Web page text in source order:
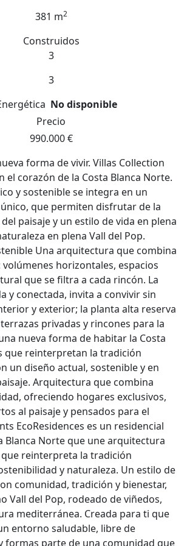
381 m2
Construidos
3
3
No disponible
Precio
990.000 €
forma de vivir. Villas Collection
el corazón de la Costa Blanca Norte.
y sostenible se integra en un
que permiten disfrutar de la
paisaje y un estilo de vida en plena
en plena Vall del Pop.
Una arquitectura que combina
volúmenes horizontales, espacios
que se filtra a cada rincón. La
y conectada, invita a convivir sin
y exterior; la planta alta reserva
privadas y rincones para la
nueva forma de habitar la Costa
que reinterpretan la tradición
un diseño actual, sostenible y en
Arquitectura que combina
ofreciendo hogares exclusivos,
al paisaje y pensados para el
EcoResidences es un residencial
Blanca Norte que une arquitectura
reinterpreta la tradición
y naturaleza. Un estilo de
comunidad, tradición y bienestar,
Vall del Pop, rodeado de viñedos,
mediterránea. Creada para ti que
entorno saludable, libre de
formas parte de una comunidad que